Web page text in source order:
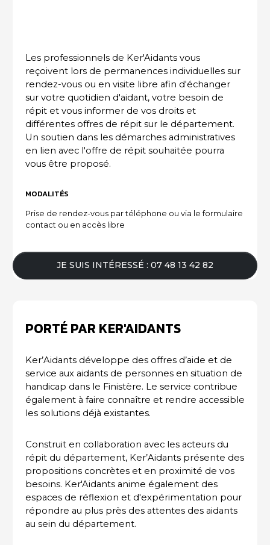
Les professionnels de Ker'Aidants vous
reçoivent lors de permanences individuelles sur
rendez-vous ou en visite libre afin d'échanger
sur votre quotidien d'aidant, votre besoin de
répit et vous informer de vos droits et
différentes offres de répit sur le département.
Un soutien dans les démarches administratives
en lien avec l'offre de répit souhaitée pourra
vous être proposé.
MODALITÉS
Prise de rendez-vous par téléphone ou via le formulaire
contact ou en accès libre
JE SUIS INTÉRESSÉ : 07 48 13 42 82
PORTÉ PAR KER'AIDANTS
Ker’Aidants développe des offres d’aide et de
service aux aidants de personnes en situation de
handicap dans le Finistère. Le service contribue
également à faire connaître et rendre accessible
les solutions déjà existantes.
Construit en collaboration avec les acteurs du
répit du département, Ker’Aidants présente des
propositions concrètes et en proximité de vos
besoins. Ker'Aidants anime également des
espaces de réflexion et d'expérimentation pour
répondre au plus près des attentes des aidants
au sein du département.